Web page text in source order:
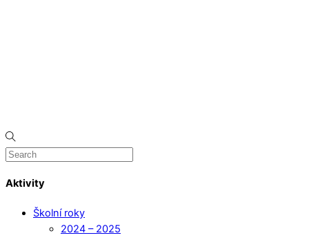
Aktivity
Školní roky
2024 – 2025